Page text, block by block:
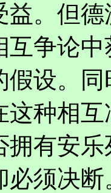
益。但
互争论
假设。
这种相
拥有安
必须决